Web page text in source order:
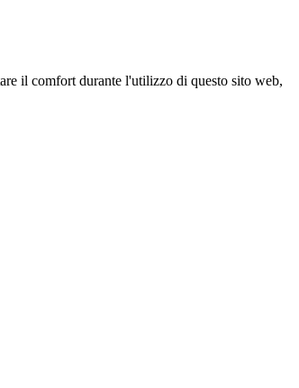
il comfort durante l'utilizzo di questo sito web,